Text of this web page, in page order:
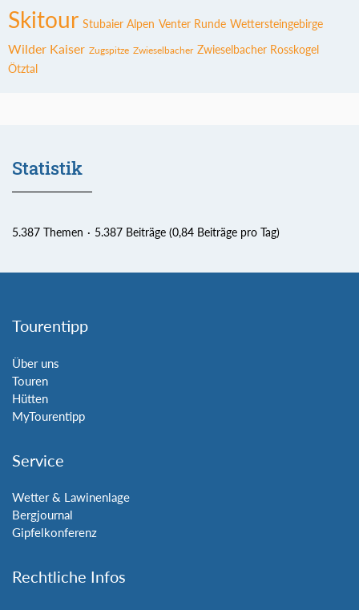
Skitour Stubaier Alpen Venter Runde Wettersteingebirge
Wilder Kaiser Zugspitze Zwieselbacher Zwieselbacher Rosskogel
Ötztal
Statistik
5.387 Themen 5.387 Beiträge (0,84 Beiträge pro Tag)
Tourentipp
Über uns
Touren
Hütten
MyTourentipp
Service
Wetter & Lawinenlage
Bergjournal
Gipfelkonferenz
Rechtliche Infos